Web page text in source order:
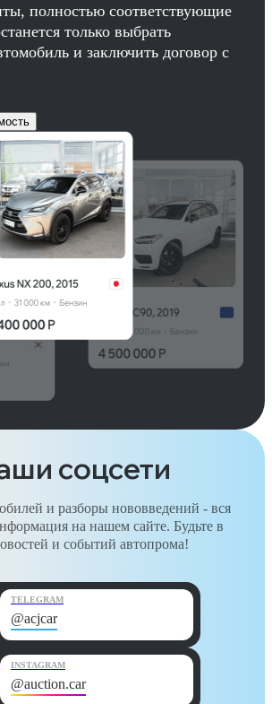
полностью соответствующие
только выбрать
и заключить договор с
соцсети
и разборы нововведений - вся
на нашем сайте. Будьте в
и событий автопрома!
TELEGRAM
@acjcar
INSTAGRAM
@auction.car